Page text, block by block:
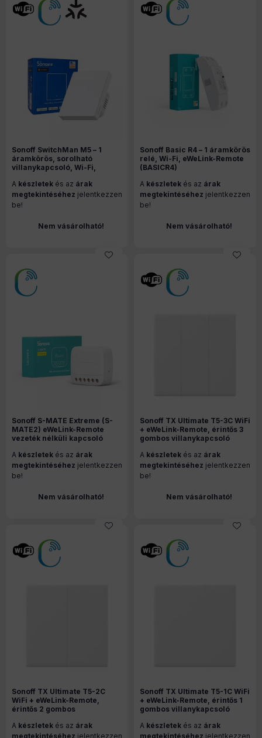
Sonoff SwitchMan M5 – 1
áramkörös, sorolható
villanykapcsoló, Wi-Fi,
A készletek és az árak
megtekintéséhez jelentkezzen
be!
Nem vásárolható!
Sonoff Basic R4 – 1 áramkörös
relé, Wi-Fi, eWeLink-Remote
(BASICR4)
A készletek és az árak
megtekintéséhez jelentkezzen
be!
Nem vásárolható!
Sonoff S-MATE Extreme (S-
MATE2) eWeLink-Remote
vezeték nélküli kapcsoló
A készletek és az árak
megtekintéséhez jelentkezzen
be!
Nem vásárolható!
Sonoff TX Ultimate T5-3C WiFi
+ eWeLink-Remote, érintős 3
gombos villanykapcsoló
A készletek és az árak
megtekintéséhez jelentkezzen
be!
Nem vásárolható!
Sonoff TX Ultimate T5-2C
WiFi + eWeLink-Remote,
érintős 2 gombos
A készletek és az árak
megtekintéséhez jelentkezzen
Sonoff TX Ultimate T5-1C WiFi
+ eWeLink-Remote, érintős 1
gombos villanykapcsoló
A készletek és az árak
megtekintéséhez jelentkezzen